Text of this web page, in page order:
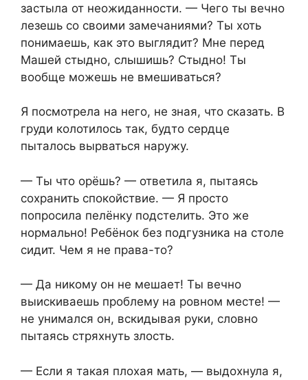
застыла от неожиданности. — Чего ты вечно
лезешь со своими замечаниями? Ты хоть
понимаешь, как это выглядит? Мне перед
Машей стыдно, слышишь? Стыдно! Ты
вообще можешь не вмешиваться?
Я посмотрела на него, не зная, что сказать. В
груди колотилось так, будто сердце
пыталось вырваться наружу.
— Ты что орёшь? — ответила я, пытаясь
сохранить спокойствие. — Я просто
попросила пелёнку подстелить. Это же
нормально! Ребёнок без подгузника на столе
сидит. Чем я не права-то?
— Да никому он не мешает! Ты вечно
выискиваешь проблему на ровном месте! —
не унимался он, вскидывая руки, словно
пытаясь стряхнуть злость.
— Если я такая плохая мать, — выдохнула я,